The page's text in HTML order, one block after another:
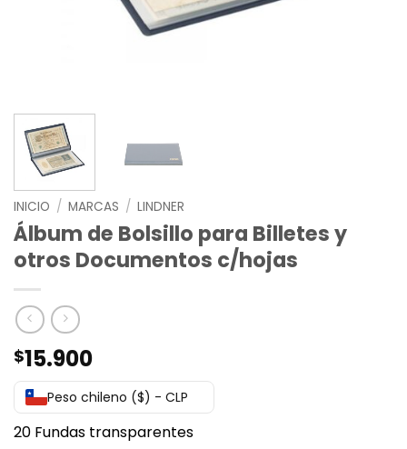
INICIO / MARCAS / LINDNER
Álbum de Bolsillo para Billetes y
otros Documentos c/hojas
$15.900
Peso chileno ($) - CLP
20 Fundas transparentes